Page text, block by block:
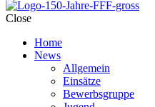
Close
Home
News
Allgemein
Einsätze
Bewerbsgruppe